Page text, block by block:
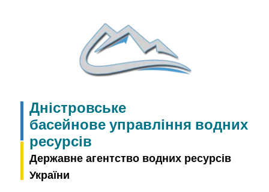
Дністровське
басейнове управління водних
ресурсів
Державне агентство водних ресурсів
України